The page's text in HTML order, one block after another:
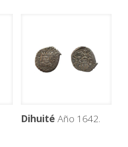
Dihuité Año 1642.